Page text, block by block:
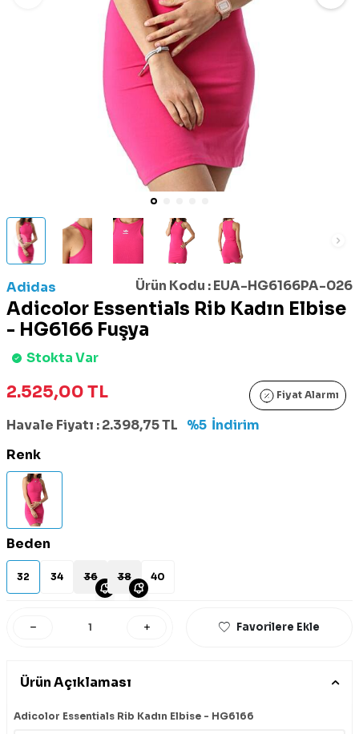
Adidas Ürün Kodu :EUA-HG6166PA-026
Adicolor Essentials Rib Kadın Elbise
- HG6166 Fuşya
Stokta Var
2.525,00TL Fiyat Alarmı
Havale Fiyatı :2.398,75TL %5 İndirim
Renk
Beden
32 34 36 38 40
Favorilere Ekle
Ürün Açıklaması
Adicolor Essentials Rib Kadın Elbise - HG6166